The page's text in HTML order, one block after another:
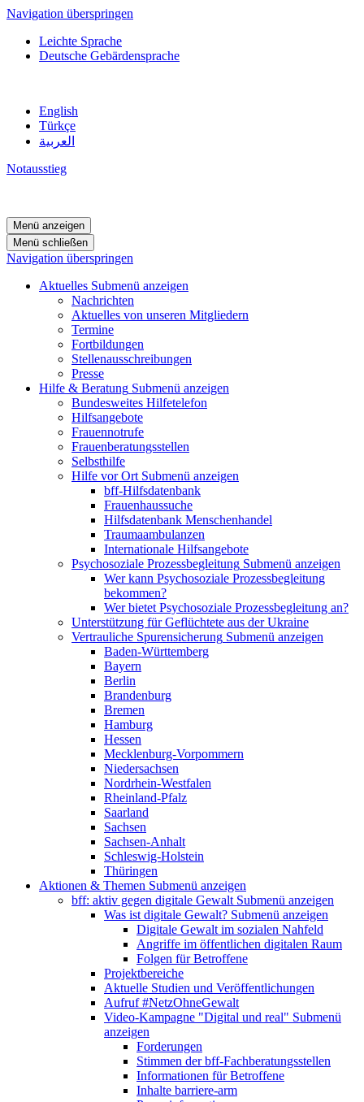
Navigation überspringen
Leichte Sprache
Deutsche Gebärdensprache
English
Türkçe
العربية
Notausstieg
Menü anzeigen
Menü schließen
Navigation überspringen
Aktuelles Submenü anzeigen
Nachrichten
Aktuelles von unseren Mitgliedern
Termine
Fortbildungen
Stellenausschreibungen
Presse
Hilfe & Beratung Submenü anzeigen
Bundesweites Hilfetelefon
Hilfsangebote
Frauennotrufe
Frauenberatungsstellen
Selbsthilfe
Hilfe vor Ort Submenü anzeigen
bff-Hilfsdatenbank
Frauenhaussuche
Hilfsdatenbank Menschenhandel
Traumaambulanzen
Internationale Hilfsangebote
Psychosoziale Prozessbegleitung Submenü anzeigen
Wer kann Psychosoziale Prozessbegleitung
bekommen?
Wer bietet Psychosoziale Prozessbegleitung an?
Unterstützung für Geflüchtete aus der Ukraine
Vertrauliche Spurensicherung Submenü anzeigen
Baden-Württemberg
Bayern
Berlin
Brandenburg
Bremen
Hamburg
Hessen
Mecklenburg-Vorpommern
Niedersachsen
Nordrhein-Westfalen
Rheinland-Pfalz
Saarland
Sachsen
Sachsen-Anhalt
Schleswig-Holstein
Thüringen
Aktionen & Themen Submenü anzeigen
bff: aktiv gegen digitale Gewalt Submenü anzeigen
Was ist digitale Gewalt? Submenü anzeigen
Digitale Gewalt im sozialen Nahfeld
Angriffe im öffentlichen digitalen Raum
Folgen für Betroffene
Projektbereiche
Aktuelle Studien und Veröffentlichungen
Aufruf #NetzOhneGewalt
Video-Kampagne "Digital und real" Submenü
anzeigen
Forderungen
Stimmen der bff-Fachberatungsstellen
Informationen für Betroffene
Inhalte barriere-arm